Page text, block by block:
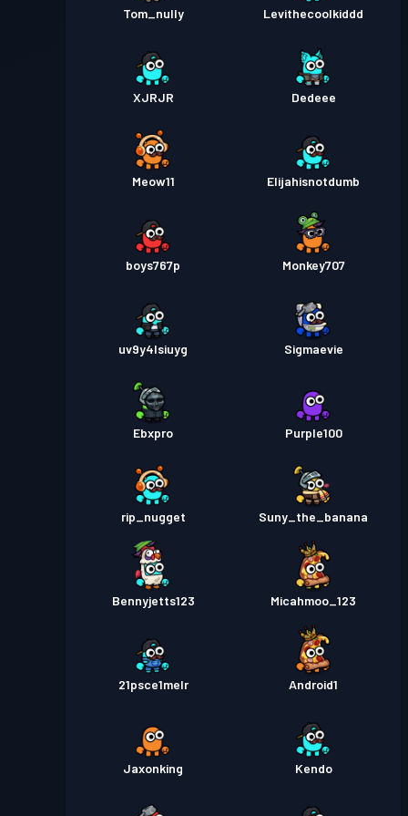
Tom_nully Levithecoolkiddd
XJRJR Dedeee
Meow11 Elijahisnotdumb
boys767p Monkey707
uv9y4lsiuyg Sigmaevie
Ebxpro Purple100
rip_nugget Suny_the_banana
Bennyjetts123 Micahmoo_123
21psce1melr Android1
Jaxonking Kendo